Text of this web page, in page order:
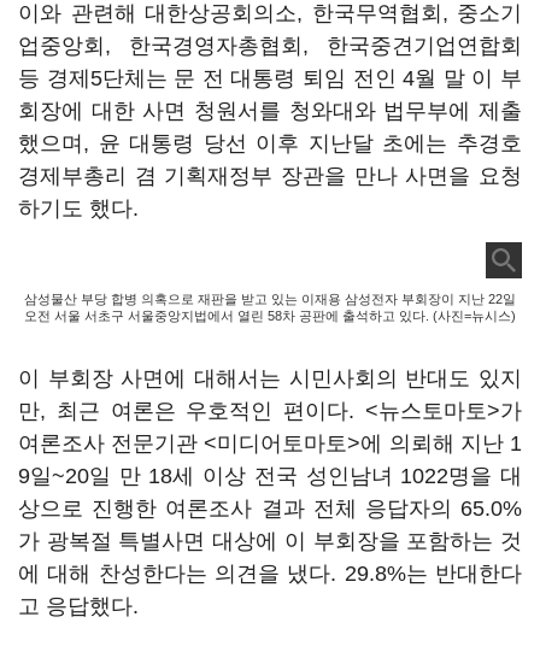
이와 관련해 대한상공회의소, 한국무역협회, 중소기
업중앙회, 한국경영자총협회, 한국중견기업연합회
등 경제5단체는 문 전 대통령 퇴임 전인 4월 말 이 부
회장에 대한 사면 청원서를 청와대와 법무부에 제출
했으며, 윤 대통령 당선 이후 지난달 초에는 추경호
경제부총리 겸 기획재정부 장관을 만나 사면을 요청
하기도 했다.
삼성물산 부당 합병 의혹으로 재판을 받고 있는 이재용 삼성전자 부회장이 지난 22일
오전 서울 서초구 서울중앙지법에서 열린 58차 공판에 출석하고 있다. (사진=뉴시스)
이 부회장 사면에 대해서는 시민사회의 반대도 있지
만, 최근 여론은 우호적인 편이다. <뉴스토마토>가
여론조사 전문기관 <미디어토마토>에 의뢰해 지난 1
9일~20일 만 18세 이상 전국 성인남녀 1022명을 대
상으로 진행한 여론조사 결과 전체 응답자의 65.0%
가 광복절 특별사면 대상에 이 부회장을 포함하는 것
에 대해 찬성한다는 의견을 냈다. 29.8%는 반대한다
고 응답했다.